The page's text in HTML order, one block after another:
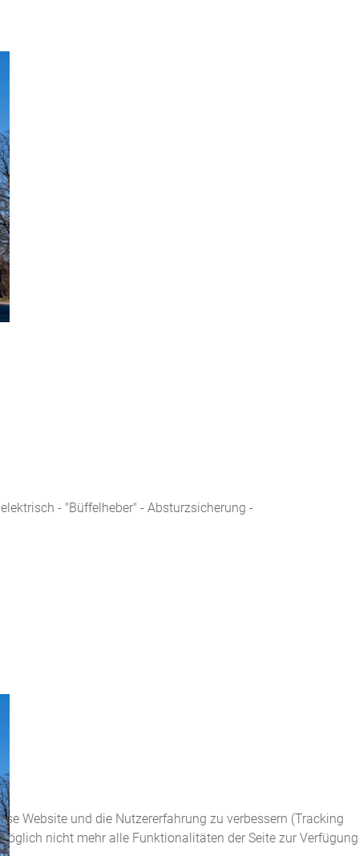
- "Büffelheber" - Absturzsicherung -
Website und die Nutzererfahrung zu verbessern (Tracking
nicht mehr alle Funktionalitäten der Seite zur Verfügung